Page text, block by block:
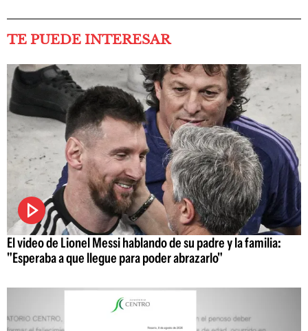
TE PUEDE INTERESAR
El video de Lionel Messi hablando de su padre y la familia:
"Esperaba a que llegue para poder abrazarlo"